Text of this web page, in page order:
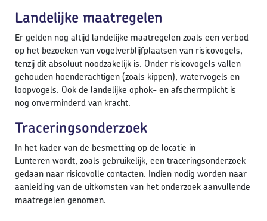
Landelijke maatregelen
Er gelden nog altijd landelijke maatregelen zoals een verbod
op het bezoeken van vogelverblijfplaatsen van risicovogels,
tenzij dit absoluut noodzakelijk is. Onder risicovogels vallen
gehouden hoenderachtigen (zoals kippen), watervogels en
loopvogels. Ook de landelijke ophok- en afschermplicht is
nog onverminderd van kracht.
Traceringsonderzoek
In het kader van de besmetting op de locatie in
Lunteren wordt, zoals gebruikelijk, een traceringsonderzoek
gedaan naar risicovolle contacten. Indien nodig worden naar
aanleiding van de uitkomsten van het onderzoek aanvullende
maatregelen genomen.